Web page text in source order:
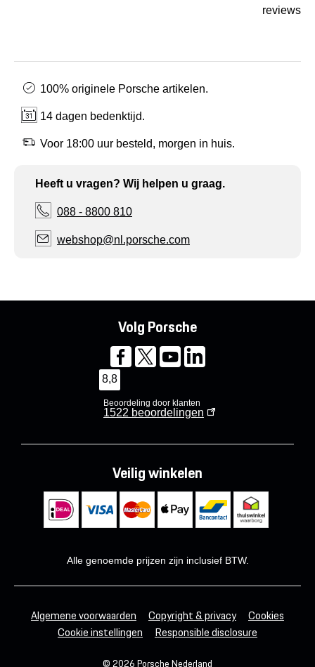
reviews
100% originele Porsche artikelen.
14 dagen bedenktijd.
Voor 18:00 uur besteld, morgen in huis.
Heeft u vragen? Wij helpen u graag.
088 - 8800 810
webshop@nl.porsche.com
Volg Porsche
8,8
Beoordeling door klanten
1522 beoordelingen
Veilig winkelen
Alle genoemde prijzen zijn inclusief BTW.
Algemene voorwaarden Copyright & privacy
Cookies
Cookie instellingen
Responsible disclosure
© 2026 Porsche Nederland